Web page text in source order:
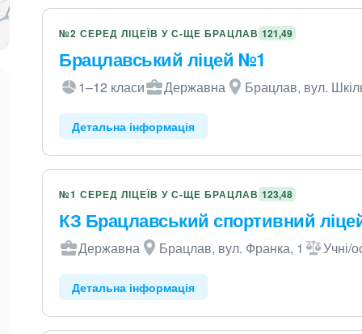
№2 СЕРЕД ЛІЦЕЇВ У С-ЩЕ БРАЦЛАВ 121,49
Брацлавський ліцей №1
1–12 класи Державна Брацлав, вул.
Детальна інформація
№1 СЕРЕД ЛІЦЕЇВ У С-ЩЕ БРАЦЛАВ 123,48
КЗ Брацлавський спортивний
Державна Брацлав, вул. Франка, 1 Учні/
Детальна інформація